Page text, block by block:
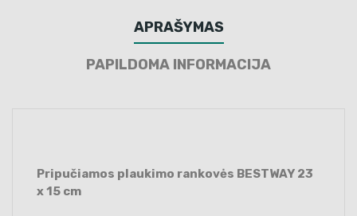
APRAŠYMAS
PAPILDOMA INFORMACIJA
Pripučiamos plaukimo rankovės BESTWAY 23
x 15 cm